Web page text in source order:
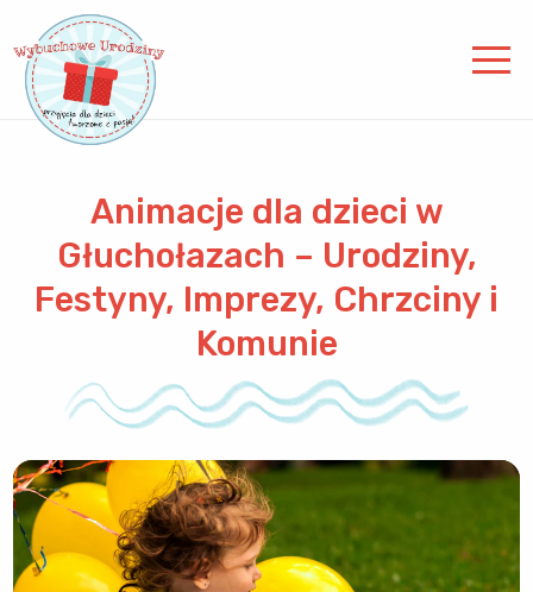
Animacje dla dzieci w
Głuchołazach – Urodziny,
Festyny, Imprezy, Chrzciny i
Komunie